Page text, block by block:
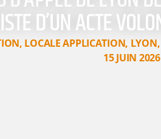
D’UN ACTE
, LOCALE APPLICATION, LYON,
15 JUIN 2026